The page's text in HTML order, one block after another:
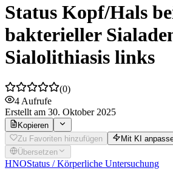
Status Kopf/Hals
bakterieller
Sialolithiasis links
(0)
4 Aufrufe
Erstellt am 30. Oktober 2025
Kopieren
Zu Favoriten hinzufügen
Mit KI
Übersetzen
HNOStatus / Körperliche Untersuchung